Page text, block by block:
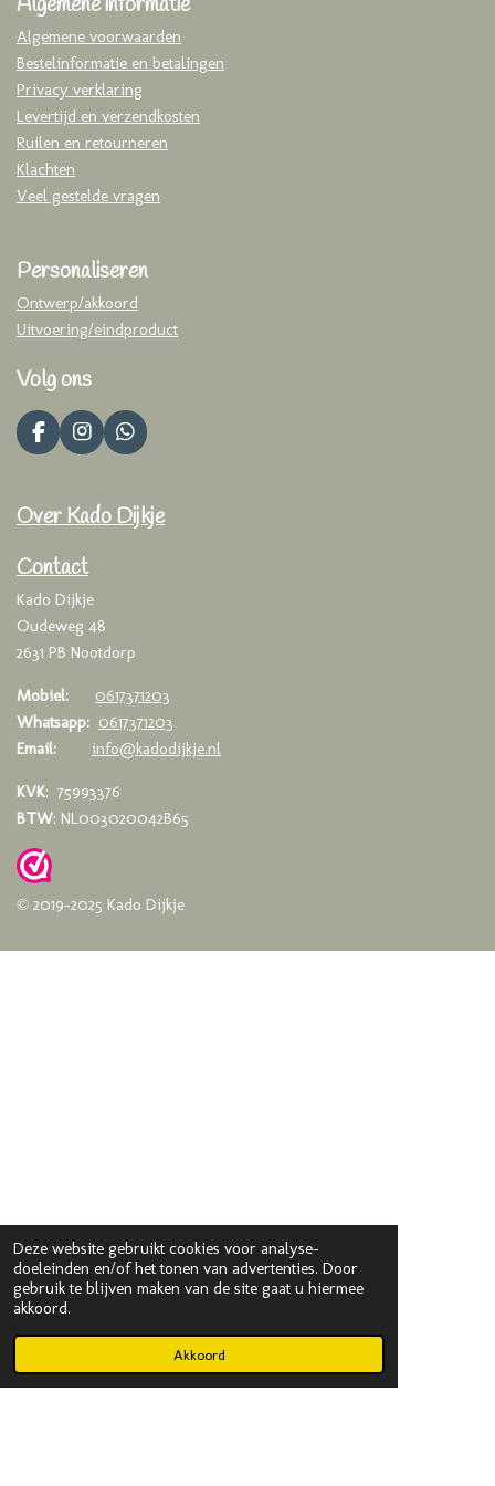
Deze website gebruikt cookies voor analyse-
doeleinden en/of het tonen van advertenties. Door
gebruik te blijven maken van de site gaat u hiermee
akkoord.
Akkoord
Algemene voorwaarden
Bestelinformatie en betalingen
Privacy verklaring
Levertijd en verzendkosten
Ruilen en retourneren
Klachten
Veel gestelde vragen
Personaliseren
Ontwerp/akkoord
Uitvoering/eindproduct
Volg ons
F
a
b
o
k
I
n
a
r
a
m
W
h
s
Over Kado Dijkje
Contact
Kado Dijkje
Oudeweg 48
2631 PB Nootdorp
Mobiel:
0617371203
Whatsapp: 0617371203
Email:
info@kadodijkje.nl
KVK: 75993376
BTW: NL003020042B65
© 2019-2025 Kado Dijkje